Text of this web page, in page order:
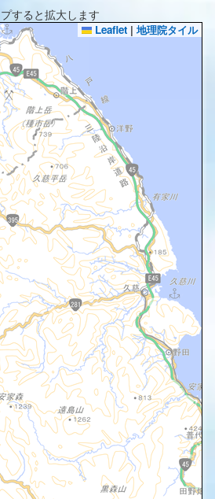
すると拡大します
Leaflet | 地理院タイル